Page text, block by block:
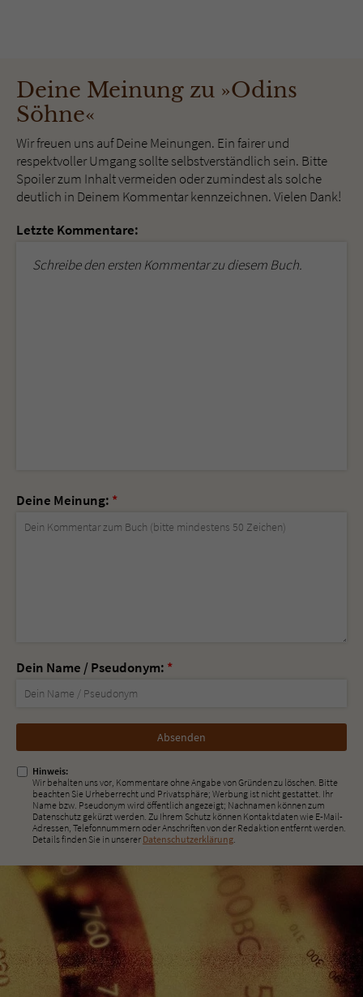
Deine Meinung zu »Odins
Söhne«
Wir freuen uns auf Deine Meinungen. Ein fairer und
respektvoller Umgang sollte selbstverständlich sein. Bitte
Spoiler zum Inhalt vermeiden oder zumindest als solche
deutlich in Deinem Kommentar kennzeichnen. Vielen Dank!
Letzte Kommentare:
Schreibe den ersten Kommentar zu diesem Buch.
Deine Meinung: *
Dein Name / Pseudonym: *
Nicht
ausfüllen!
Hinweis:
Wir behalten uns vor, Kommentare ohne Angabe von Gründen zu löschen. Bitte
beachten Sie Urheberrecht und Privatsphäre; Werbung ist nicht gestattet. Ihr
Name bzw. Pseudonym wird öffentlich angezeigt; Nachnamen können zum
Datenschutz gekürzt werden. Zu Ihrem Schutz können Kontaktdaten wie E-Mail-
Adressen, Telefonnummern oder Anschriften von der Redaktion entfernt werden.
Details finden Sie in unserer Datenschutzerklärung